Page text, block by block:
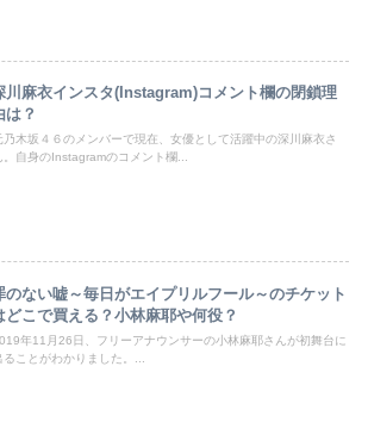
川麻衣インスタ(Instagram)コメント欄の閉鎖理
は？
乃木坂４６のメンバーで現在、女優として活躍中の深川麻衣さ
。自身のInstagramのコメント欄...
のない嘘～毎日がエイプリルフール～のチケット
どこで買える？小林麻耶や何役？
年11月26日、フリーアナウンサーの小林麻耶さんが初舞台に
ることがわかりました。...